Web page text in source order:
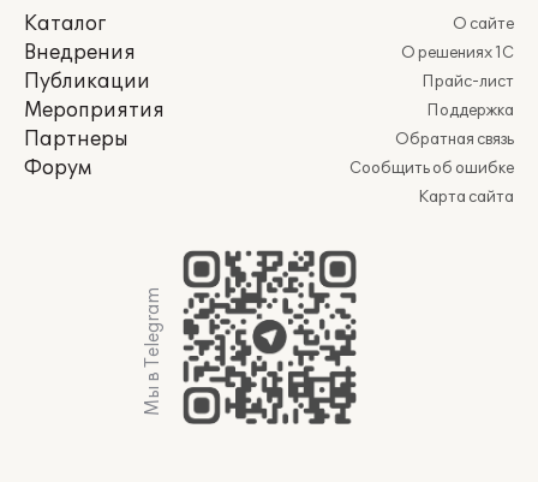
Каталог
Внедрения
Публикации
Мероприятия
Партнеры
Форум
О сайте
О решениях 1С
Прайс-лист
Поддержка
Обратная связь
Сообщить об ошибке
Карта сайта
Мы в Telegram